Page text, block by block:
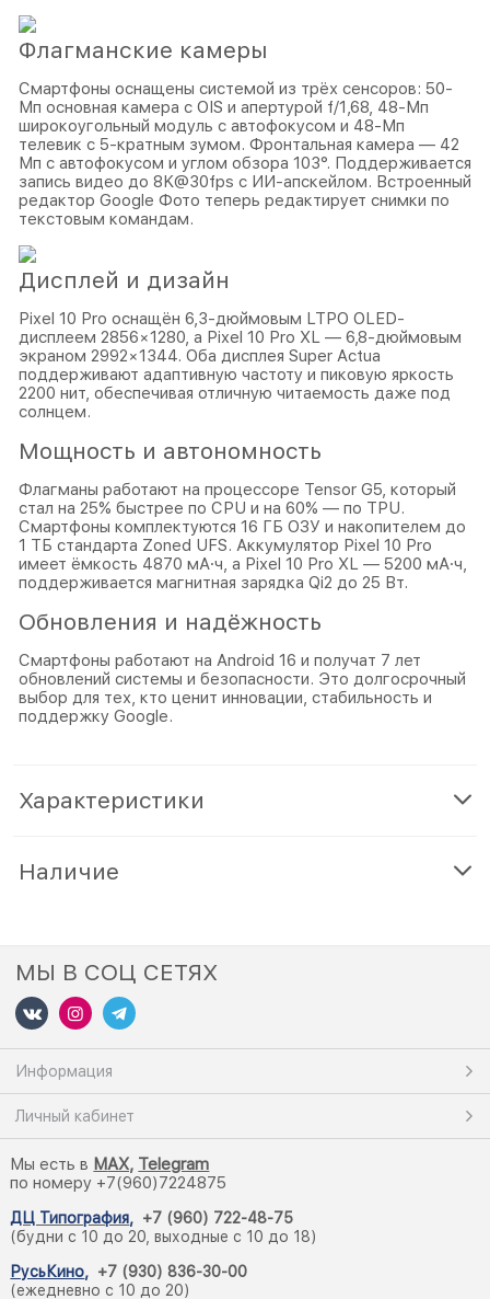
Флагманские камеры
Смартфоны оснащены системой из трёх сенсоров: 50-
Мп основная камера с OIS и апертурой f/1,68, 48-Мп
широкоугольный модуль с автофокусом и 48-Мп
телевик с 5-кратным зумом. Фронтальная камера — 42
Мп с автофокусом и углом обзора 103°. Поддерживается
запись видео до 8K@30fps с ИИ-апскейлом. Встроенный
редактор Google Фото теперь редактирует снимки по
текстовым командам.
Дисплей и дизайн
Pixel 10 Pro оснащён 6,3-дюймовым LTPO OLED-
дисплеем 2856×1280, а Pixel 10 Pro XL — 6,8-дюймовым
экраном 2992×1344. Оба дисплея Super Actua
поддерживают адаптивную частоту и пиковую яркость
2200 нит, обеспечивая отличную читаемость даже под
солнцем.
Мощность и автономность
Флагманы работают на процессоре Tensor G5, который
стал на 25% быстрее по CPU и на 60% — по TPU.
Смартфоны комплектуются 16 ГБ ОЗУ и накопителем до
1 ТБ стандарта Zoned UFS. Аккумулятор Pixel 10 Pro
имеет ёмкость 4870 мА·ч, а Pixel 10 Pro XL — 5200 мА·ч,
поддерживается магнитная зарядка Qi2 до 25 Вт.
Обновления и надёжность
Смартфоны работают на Android 16 и получат 7 лет
обновлений системы и безопасности. Это долгосрочный
выбор для тех, кто ценит инновации, стабильность и
поддержку Google.
Характеристики
Наличие
МЫ В СОЦ СЕТЯХ
Информация
Личный кабинет
Мы есть в MAX, Telegram
по номеру +7(960)7224875
ДЦ Типография, +7 (960) 722-48-75
(будни с 10 до 20, выходные с 10 до 18)
РусьКино, +7 (930) 836-30-00
(ежедневно с 10 до 20)